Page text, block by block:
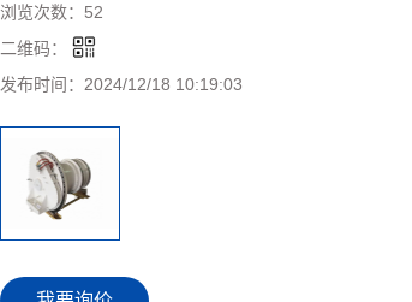
浏览次数： 52
二维码：
发布时间： 2024/12/18 10:19:03